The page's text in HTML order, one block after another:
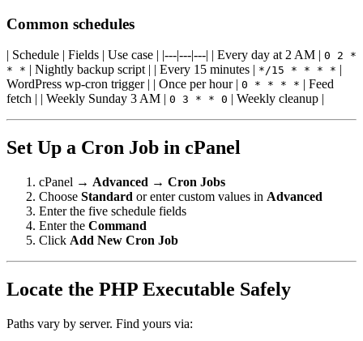
Common schedules
| Schedule | Fields | Use case | |---|---|---| | Every day at 2 AM | 0 2 *
* * | Nightly backup script | | Every 15 minutes | */15 * * * * |
WordPress wp-cron trigger | | Once per hour | 0 * * * * | Feed
fetch | | Weekly Sunday 3 AM | 0 3 * * 0 | Weekly cleanup |
Set Up a Cron Job in cPanel
cPanel → Advanced → Cron Jobs
Choose Standard or enter custom values in Advanced
Enter the five schedule fields
Enter the Command
Click Add New Cron Job
Locate the PHP Executable Safely
Paths vary by server. Find yours via: